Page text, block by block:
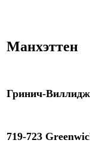
Манхэттен
Гринич-Виллидж
719-723